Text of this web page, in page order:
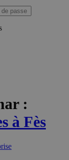
:
à Fès